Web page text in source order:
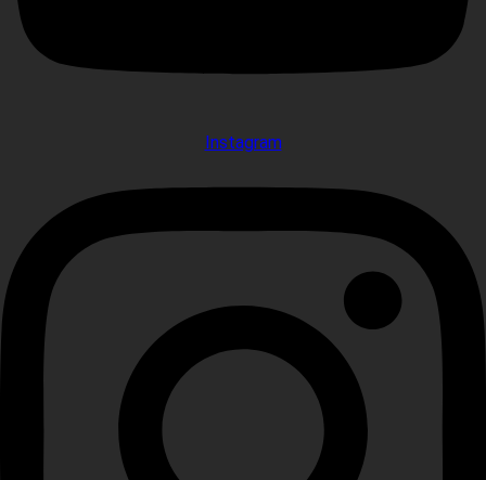
Instagram